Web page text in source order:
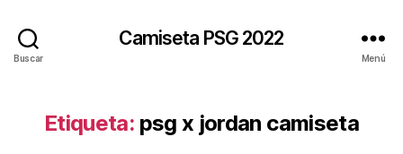
Buscar
Camiseta PSG 2022
Menú
Etiqueta: psg x jordan camiseta